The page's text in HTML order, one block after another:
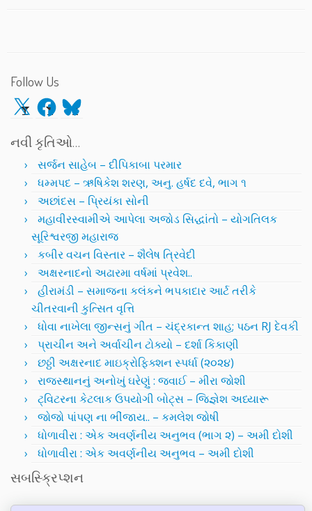
Follow Us
X Facebook
Bluesky
નવી કૃતિઓ…
સર્જન સાહેબ – દીપિકાબા પરમાર
ધમ્મપદ – ઋષિકેશ શરણ, અનુ. હર્ષદ દવે, ભાગ ૧
અછાંદસ – પ્રિયંકા સોની
મહાવીરસ્વામીએ આપેલા અજોડ સિદ્ધાંતો – યોગતિલક
સૂરિશ્વરજી મહારાજ
કબીર વચન વિસ્તાર – શૈલેષ ત્રિવેદી
અક્ષરનાદનો અઢારમા વર્ષમાં પ્રવેશ..
હીરામંડી – સમાજના કલંકને ભપકાદાર આર્ટ તરીકે
ચીતરવાની કુત્સિત વૃત્તિ
ધોવા નાખેલા જીન્સનું ગીત – ચંદ્રકાન્ત શાહ; પઠન RJ દેવકી
પ્રાચીન અને અર્વાચીન ટોક્યો – દર્શા કિકાણી
છઠ્ઠી અક્ષરનાદ માઇક્રોફિક્શન સ્પર્ધા (૨૦૨૪)
રાજસ્થાનનું અનોખું ઘરેણું : જવાઈ – મીરા જોશી
ટ્વિટરના કેટલાક ઉપયોગી બોટ્સ – જિજ્ઞેશ અધ્યારૂ
જોજો પાંપણ ના ભીંજાય.. – કમલેશ જોષી
ધોળાવીરા : એક અવર્ણનીય અનુભવ (ભાગ ૨) – અમી દોશી
ધોળાવીરા : એક અવર્ણનીય અનુભવ – અમી દોશી
સબસ્ક્રિપ્શન